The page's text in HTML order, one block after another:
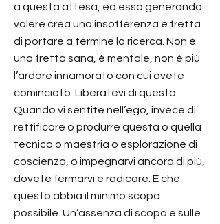
a questa attesa, ed esso generando
volere crea una insofferenza e fretta
di portare a termine la ricerca. Non è
una fretta sana, è mentale, non è più
l’ardore innamorato con cui avete
cominciato. Liberatevi di questo.
Quando vi sentite nell’ego, invece di
rettificare o produrre questa o quella
tecnica o maestria o esplorazione di
coscienza, o impegnarvi ancora di più,
dovete fermarvi e radicare. E che
questo abbia il minimo scopo
possibile. Un’assenza di scopo è sulle